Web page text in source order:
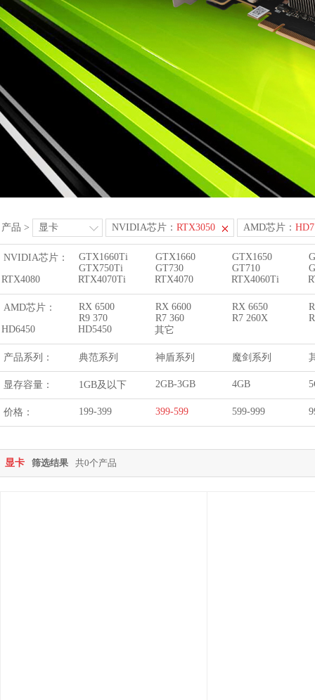
产品 > 显卡 NVIDIA芯片： RTX3050 AMD芯片：
NVIDIA芯片： GTX1660Ti GTX1660 GTX1650
GTX750Ti
GT730 GT710
RTX4080
RTX4070Ti RTX4070 RTX4060Ti
AMD芯片： RX 6500 RX 6600 RX 6650
R9 370
R7 360 R7 260X
HD6450
HD5450 其它
产品系列： 典范系列 神盾系列 魔剑系列
显存容量： 1GB及以下 2GB-3GB 4GB
价格： 199-399 399-599 599-999
显卡 筛选结果 共0个产品